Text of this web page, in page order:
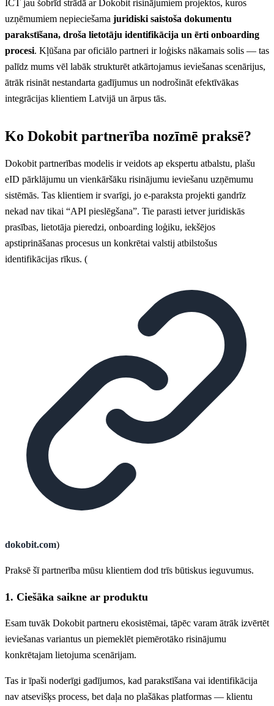
ICT jau šobrīd strādā ar Dokobit risinājumiem projektos, kuros
uzņēmumiem nepieciešama juridiski saistoša dokumentu
parakstīšana, droša lietotāju identifikācija un ērti onboarding
procesi. Kļūšana par oficiālo partneri ir loģisks nākamais solis — tas
palīdz mums vēl labāk strukturēt atkārtojamus ieviešanas scenārijus,
ātrāk risināt nestandarta gadījumus un nodrošināt efektīvākas
integrācijas klientiem Latvijā un ārpus tās.
Ko Dokobit partnerība nozīmē praksē?
Dokobit partnerības modelis ir veidots ap ekspertu atbalstu, plašu
eID pārklājumu un vienkāršāku risinājumu ieviešanu uzņēmumu
sistēmās. Tas klientiem ir svarīgi, jo e-paraksta projekti gandrīz
nekad nav tikai “API pieslēgšana”. Tie parasti ietver juridiskās
prasības, lietotāja pieredzi, onboarding loģiku, iekšējos
apstiprināšanas procesus un konkrētai valstij atbilstošus
identifikācijas rīkus. (
dokobit.com)
Praksē šī partnerība mūsu klientiem dod trīs būtiskus ieguvumus.
1. Ciešāka saikne ar produktu
Esam tuvāk Dokobit partneru ekosistēmai, tāpēc varam ātrāk izvērtēt
ieviešanas variantus un piemeklēt piemērotāko risinājumu
konkrētajam lietojuma scenārijam.
Tas ir īpaši noderīgi gadījumos, kad parakstīšana vai identifikācija
nav atsevišķs process, bet daļa no plašākas platformas — klientu